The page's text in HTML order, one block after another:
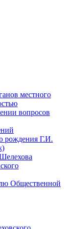
местного
вопросов
рождения Г.И.
Общественной